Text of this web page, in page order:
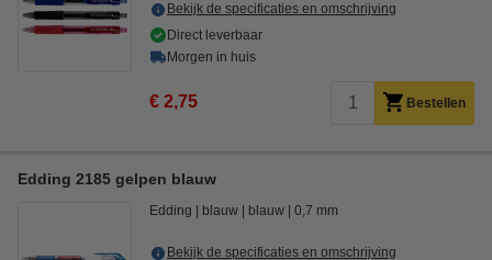
Bekijk de specificaties en omschrijving
Direct leverbaar
Morgen in huis
€ 2,75 Bestellen
Edding 2185 gelpen blauw
Edding blauw blauw 0,7 mm
Bekijk de specificaties en omschrijving